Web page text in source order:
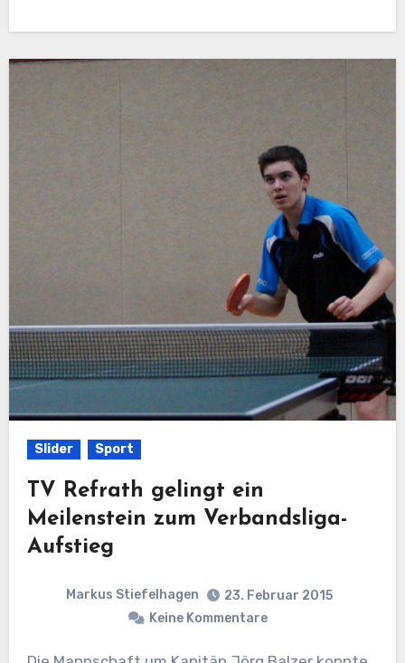
Slider Sport
TV Refrath gelingt ein
Meilenstein zum Verbandsliga-
Aufstieg
Markus Stiefelhagen
23. Februar 2015
Keine Kommentare